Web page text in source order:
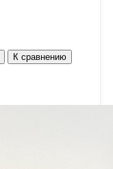
К сравнению